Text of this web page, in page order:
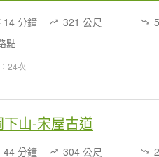
14 分鐘 321 公尺
點
24次
山-宋屋古道
44 分鐘 304 公尺